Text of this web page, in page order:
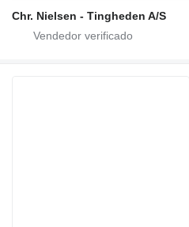
Chr. Nielsen - Tingheden A/S